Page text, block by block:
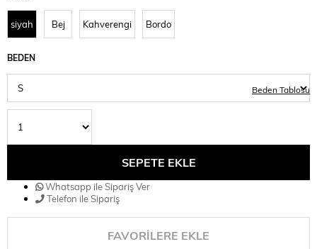
siyah Bej Kahverengi Bordo
BEDEN
Beden Tablosu
Whatsapp ile Sipariş Ver
Telefon ile Sipariş
FAVORILERE EKLE